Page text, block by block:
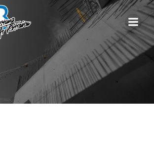
Zum
Inhalt
springen